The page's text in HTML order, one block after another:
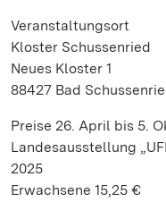
Veranstaltungsort
Kloster Schussenried
Neues Kloster 1
88427 Bad
Preise 26. April bis 5.
Landesausstellung
2025
Erwachsene 15,25 €